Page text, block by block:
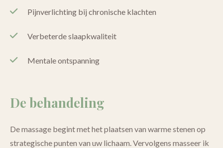
Pijnverlichting bij chronische klachten
Verbeterde slaapkwaliteit
Mentale ontspanning
De behandeling
De massage begint met het plaatsen van warme stenen op
strategische punten van uw lichaam. Vervolgens masseer ik